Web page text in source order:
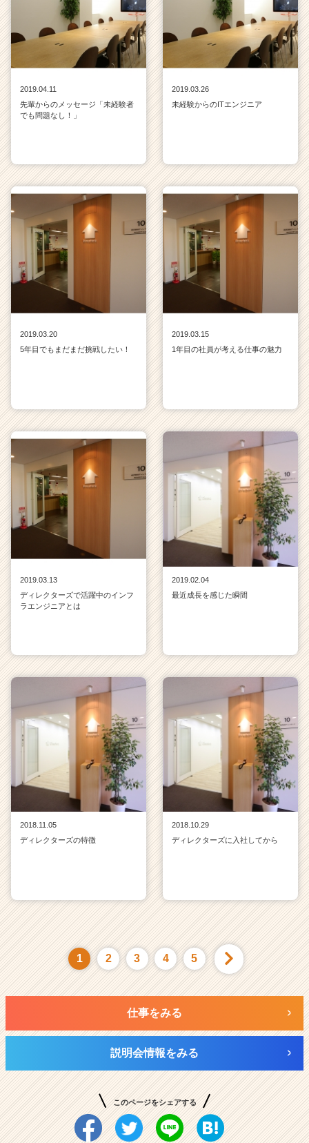
2019.04.11
先輩からのメッセージ「未経験者
でも問題なし！」
2019.03.26
未経験からのITエンジニア
2019.03.20
5年目でもまだまだ挑戦したい！
2019.03.15
1年目の社員が考える仕事の魅力
2019.03.13
ディレクターズで活躍中のインフ
ラエンジニアとは
2019.02.04
最近成長を感じた瞬間
2018.11.05
ディレクターズの特徴
2018.10.29
ディレクターズに入社してから
1 2 3 4 5
仕事をみる
説明会情報をみる
このページをシェアする